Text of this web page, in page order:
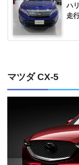
ハ
走
マツダ CX-5